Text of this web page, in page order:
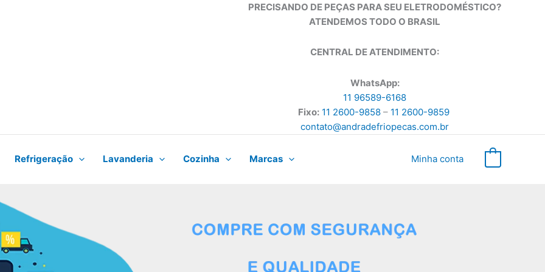
PRECISANDO DE PEÇAS PARA SEU ELETRODOMÉSTICO?
ATENDEMOS TODO O BRASIL
CENTRAL DE ATENDIMENTO:
WhatsApp:
11 96589-6168
Fixo: 11 2600-9858– 11 2600-9859
contato@andradefriopecas.com.br
Refrigeração Lavanderia Cozinha Marcas Minha conta